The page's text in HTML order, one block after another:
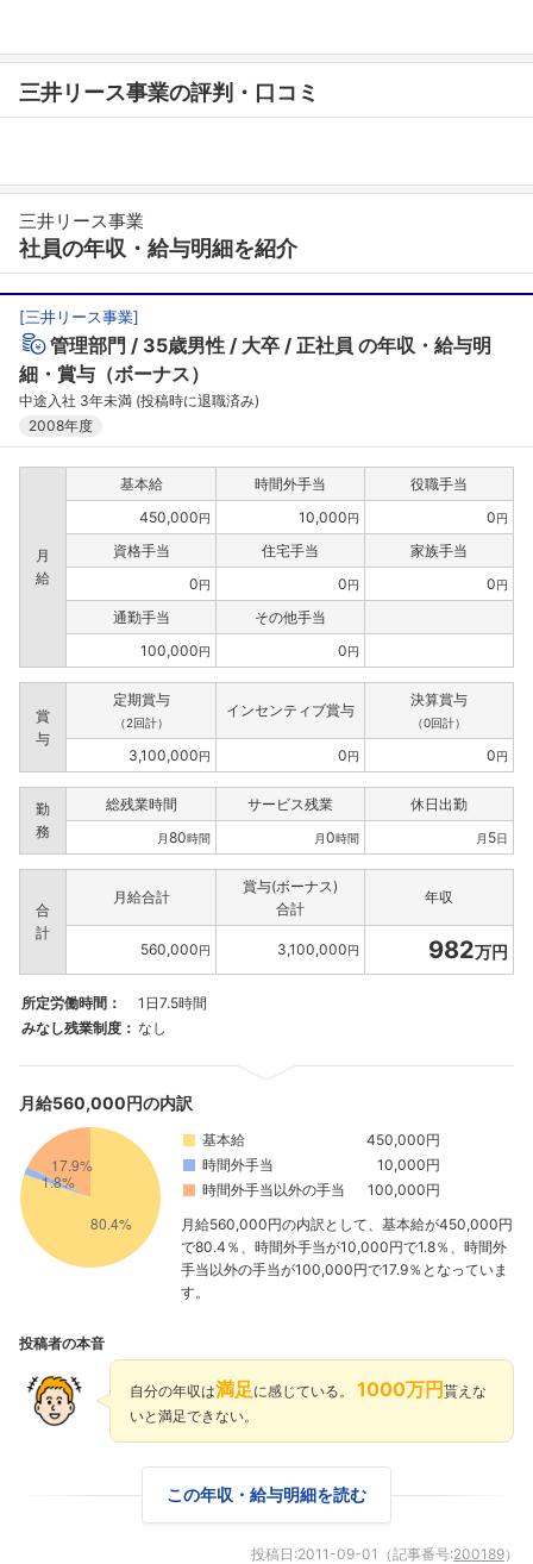
三井リース事業の評判・口コミ
三井リース事業
社員の年収・給与明細を紹介
[三井リース事業]
管理部門 35歳男性 大卒 正社員 の年収・給与明
細・賞与（ボーナス）
中途入社 3年未満 (投稿時に退職済み)
2008年度
月
給
基本給 時間外手当
役職手当
450,000円 10,000円 0円
資格手当 住宅手当
家族手当
0円 0円 0円
通勤手当
その他手当
100,000円 0円
賞
与
定期賞与
（2回計）
インセンティブ賞与
決算賞与
（0回計）
3,100,000円 0円 0円
勤
務
総残業時間 サービス残業 休日出勤
月80時間 月0時間 月 5日
合
計
月給合計
賞与(ボーナス)
合計
年収
560,000円 3,100,000円 982万円
所定労働時間：
1日7.5時間
みなし残業制度： なし
月給560,000円の内訳
基本給
450,000円
時間外手当
10,000円
時間外手当以外の手当
100,000円
月給560,000円の内訳として、基本給が450,000円
で80.4％、時間外手当が10,000円で1.8％、時間外
手当以外の手当が100,000円で17.9％となっていま
す。
投稿者の本音
自分の年収は満足に感じている。 1000万円 貰えな
いと満足できない。
この年収・給与明細を読む
投稿日:2011-09-01 （記事番号:200189）